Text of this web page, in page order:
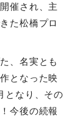
催され、主
た松橋プロ
、名実とも
となった映
となり、その
今後の続報